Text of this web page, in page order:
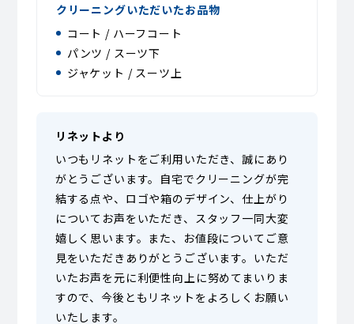
クリーニングいただいたお品物
コート / ハーフコート
パンツ / スーツ下
ジャケット / スーツ上
リネットより
いつもリネットをご利用いただき、誠にあり
がとうございます。自宅でクリーニングが完
結する点や、ロゴや箱のデザイン、仕上がり
についてお声をいただき、スタッフ一同大変
嬉しく思います。また、お値段についてご意
見をいただきありがとうございます。いただ
いたお声を元に利便性向上に努めてまいりま
すので、今後ともリネットをよろしくお願い
いたします。